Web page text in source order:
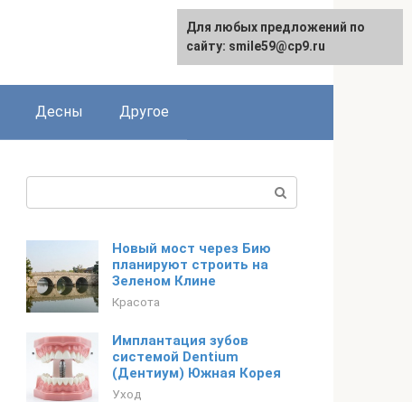
Десны Другое
Новый мост через Бию
планируют строить на
Зеленом Клине
Красота
Имплантация зубов
системой Dentium
(Дентиум) Южная Корея
Уход
Для любых предложений по
сайту: smile59@cp9.ru